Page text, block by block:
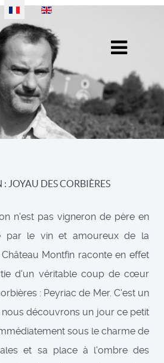
JOYAU DES CORBIÈRES
n'est pas vigneron de père en
par le vin et amoureux de la
Montfin raconte en effet
d'un véritable coup de cœur
: Peyriac de Mer. C'est un
découvrons un jour ce petit
sous le charme de
et sa place à l'ombre des